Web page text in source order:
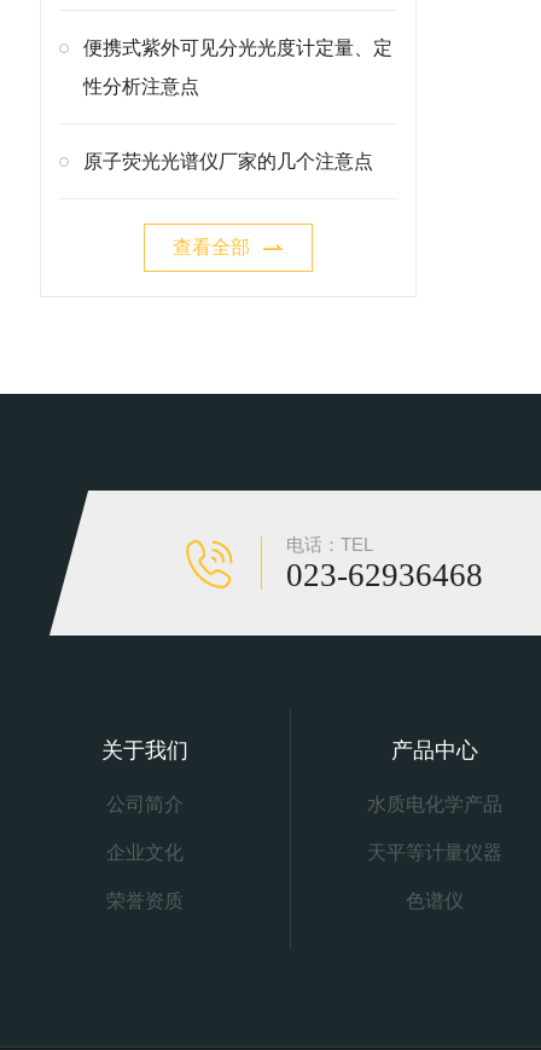
便携式紫外可见分光光度计定量、定
性分析注意点
原子荧光光谱仪厂家的几个注意点
查看全部
电话：TEL
023-62936468
关于我们
公司简介
企业文化
荣誉资质
产品中心
水质电化学产品
天平等计量仪器
色谱仪